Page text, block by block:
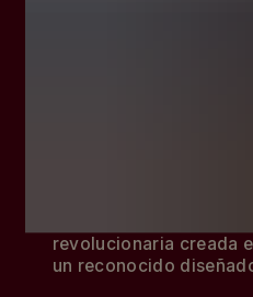
revolucionaria creada
un reconocido